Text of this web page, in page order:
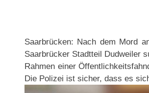
Saarbrücken: Nach dem Mord
Saarbrücker Stadtteil Dudweiler
Rahmen einer
Die Polizei ist sicher, dass es